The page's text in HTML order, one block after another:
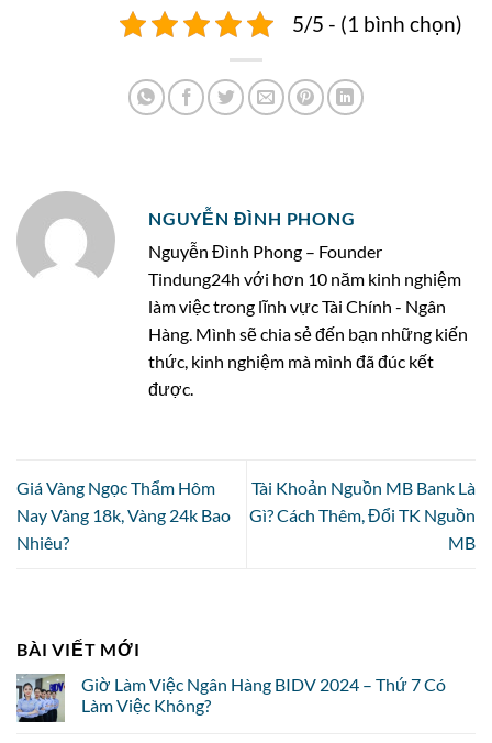
5/5 - (1 bình chọn)
NGUYỄN ĐÌNH PHONG
Nguyễn Đình Phong – Founder
Tindung24h với hơn 10 năm kinh nghiệm
làm việc trong lĩnh vực Tài Chính - Ngân
Hàng. Mình sẽ chia sẻ đến bạn những kiến
thức, kinh nghiệm mà mình đã đúc kết
được.
Giá Vàng Ngọc Thẩm Hôm
Nay Vàng 18k, Vàng 24k Bao
Nhiêu?
Tài Khoản Nguồn MB Bank Là
Gì? Cách Thêm, Đổi TK Nguồn
MB
BÀI VIẾT MỚI
Giờ Làm Việc Ngân Hàng BIDV 2024 – Thứ 7 Có
Làm Việc Không?